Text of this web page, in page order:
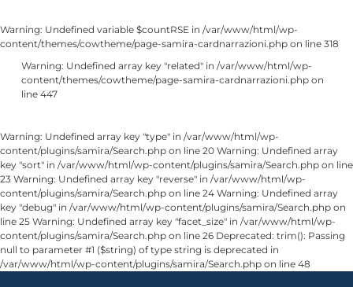
Warning: Undefined variable $countRSE in /var/www/html/wp-
content/themes/cowtheme/page-samira-cardnarrazioni.php on line 318
Warning: Undefined array key "related" in /var/www/html/wp-
content/themes/cowtheme/page-samira-cardnarrazioni.php on
line 447
Warning: Undefined array key "type" in /var/www/html/wp-
content/plugins/samira/Search.php on line 20 Warning: Undefined array
key "sort" in /var/www/html/wp-content/plugins/samira/Search.php on line
23 Warning: Undefined array key "reverse" in /var/www/html/wp-
content/plugins/samira/Search.php on line 24 Warning: Undefined array
key "debug" in /var/www/html/wp-content/plugins/samira/Search.php on
line 25 Warning: Undefined array key "facet_size" in /var/www/html/wp-
content/plugins/samira/Search.php on line 26 Deprecated: trim(): Passing
null to parameter #1 ($string) of type string is deprecated in
/var/www/html/wp-content/plugins/samira/Search.php on line 48